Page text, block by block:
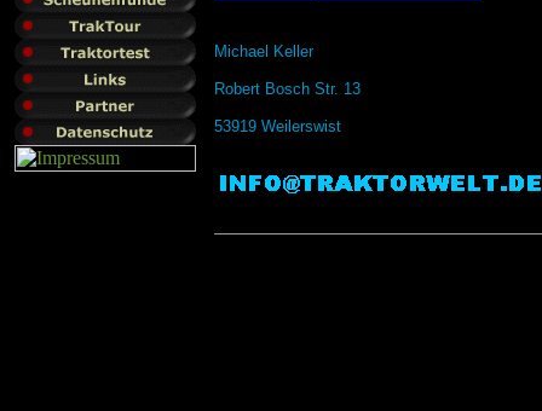
Michael Keller
Robert Bosch Str. 13
53919 Weilerswist